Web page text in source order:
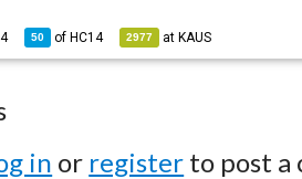
50 of HC14 2977 at KAUS
in or register to post a